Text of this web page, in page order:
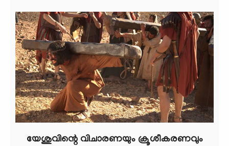
യേശുവിന്റെ വിചാരണയും ക്രൂശീകരണവും